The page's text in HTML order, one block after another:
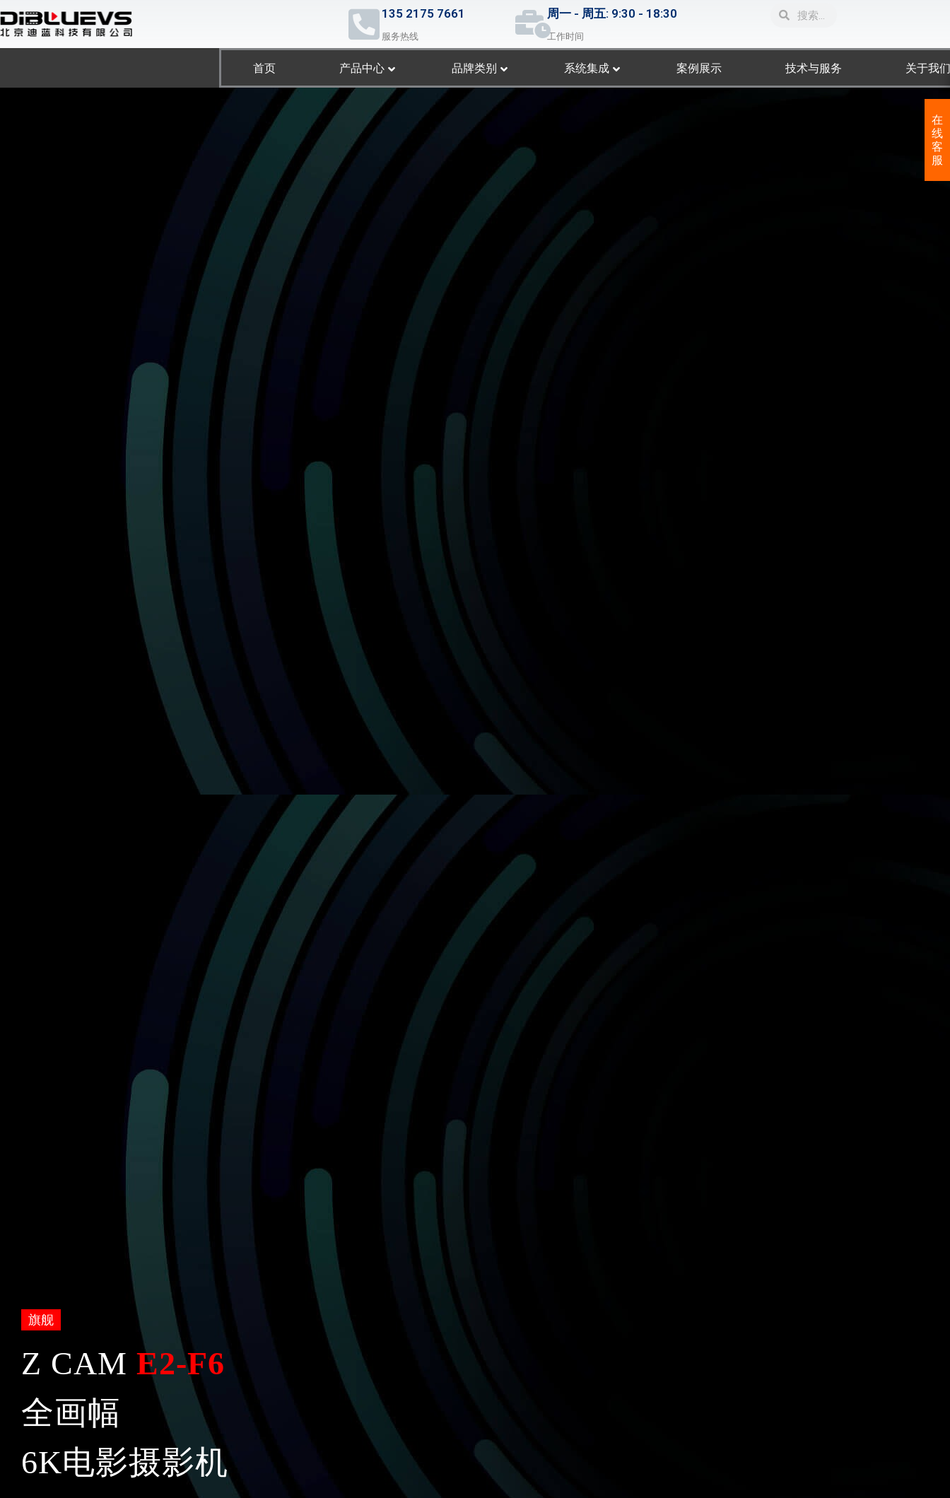
跳
至
内
135 2175 7661
服务热线
周一 - 周五: 9:30 - 18:30
工作时间
SearchSearch
首页 产品中心 品牌类别 系统集成 案例展示 技术与服务 关于我们
旗舰
Z CAM E2-F6
全画幅
6K电影摄影机
在
线
客
服